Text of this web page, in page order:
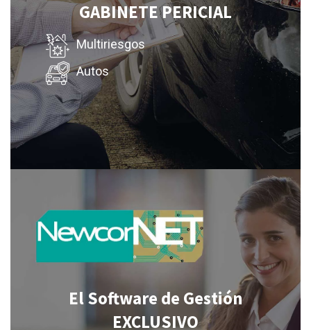
GABINETE PERICIAL
Multiriesgos
Autos
El Software de Gestión
EXCLUSIVO